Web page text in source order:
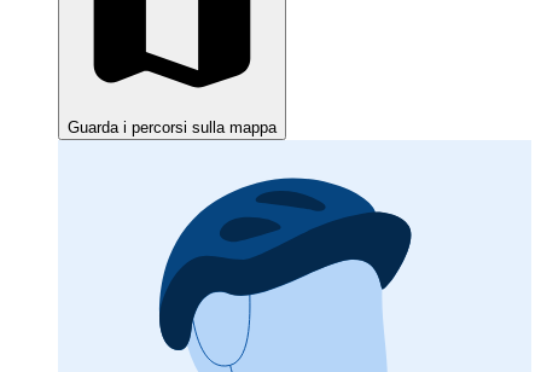
Guarda i percorsi sulla mappa